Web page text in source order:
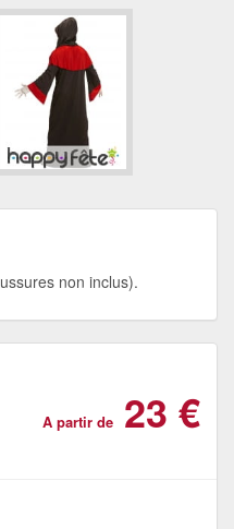
non inclus).
A partir de 23 €